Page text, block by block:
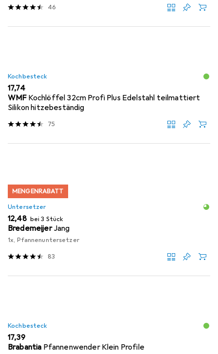
46
Kochbesteck
EUR
17,74
WMF Kochlöffel 32cm Profi Plus Edelstahl teilmattiert
Silikon hitzebeständig
75
MENGENRABATT
Untersetzer
EUR
12,48 bei 3 Stück
Bredemeijer Jang
1x, Pfannenuntersetzer
83
Kochbesteck
EUR
17,39
Brabantia Pfannenwender Klein Profile